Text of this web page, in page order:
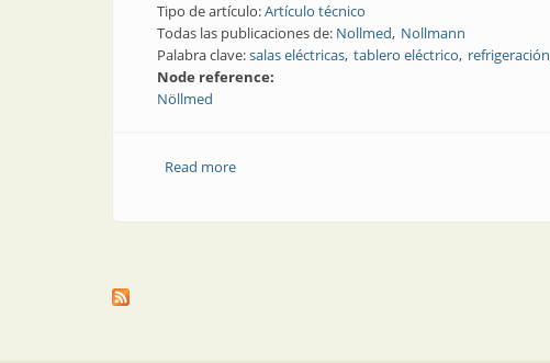
Tipo de artículo:Artículo técnico
Todas las publicaciones de: Nollmed Nollmann
Palabra clave:salas eléctricas tablero eléctrico refrigeración
Node reference:
Nöllmed
Read moreabout Refrigeración de tableros y salas eléctricas